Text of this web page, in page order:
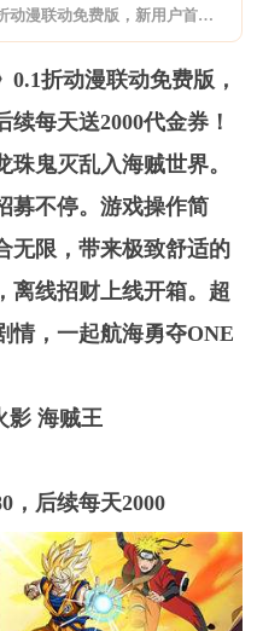
《神奇幻想》0.1折动漫联动免费版，新用户首天送6480代金券，后续每天送2000代金券！多种经典IP联动乱斗，火影龙珠鬼灭乱入海贼世界。连续登录有惊喜，千抽豪礼招募不停。游戏操作简单，休闲护肝，多种策略组合无限，带来极致舒适的游戏体验！挂机开箱有好礼，离线招财上线开箱。超多动漫人物集聚，体验不同剧情，一起航海勇夺ONEPIECE！
折动漫联动免费版，
每天送2000代金券！
鬼灭乱入海贼世界。
募不停。游戏操作简
无限，带来极致舒适的
离线招财上线开箱。超
情，一起航海勇夺ONE
影 海贼王
，后续每天2000